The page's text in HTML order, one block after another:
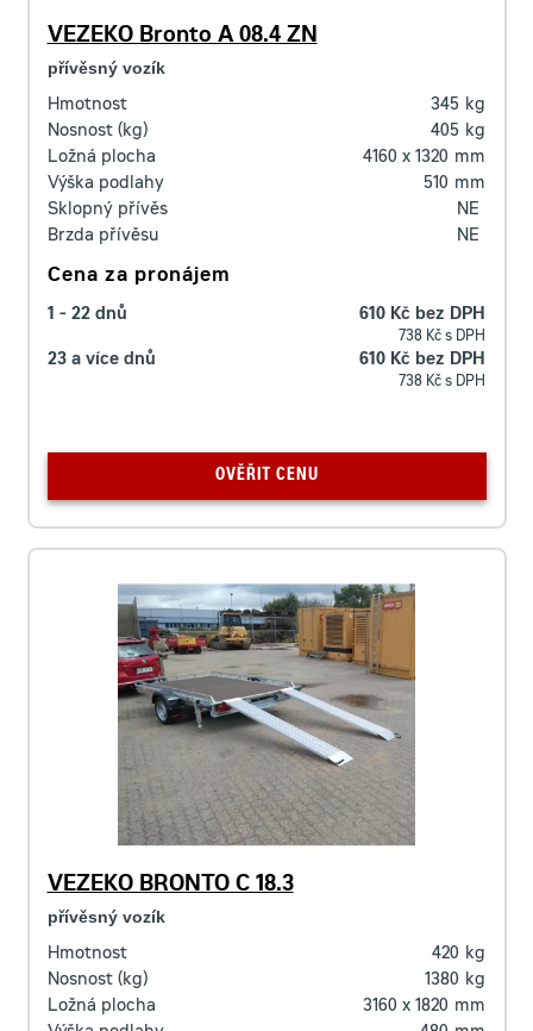
VEZEKO Bronto A 08.4 ZN
přívěsný vozík
Hmotnost 345 kg
Nosnost (kg)
405 kg
Ložná plocha
4160 x 1320 mm
Výška podlahy
510 mm
Sklopný přívěs
NE
Brzda přívěsu
NE
Cena za pronájem
1 - 22 dnů 610 Kč bez DPH
738 Kč s DPH
23 a více dnů 610 Kč bez DPH
738 Kč s DPH
OVĚŘIT CENU
VEZEKO BRONTO C 18.3
přívěsný vozík
Hmotnost 420 kg
Nosnost (kg)
1380 kg
Ložná plocha
3160 x 1820 mm